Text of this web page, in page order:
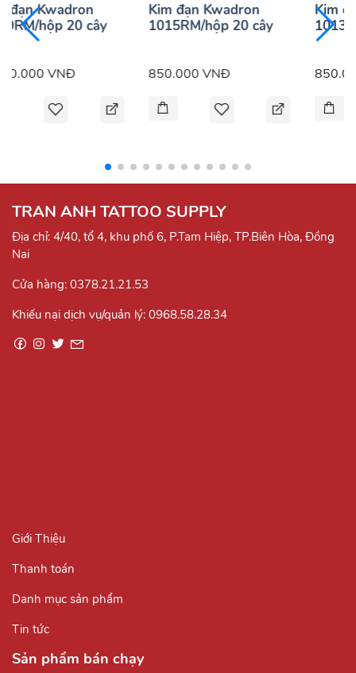
đạn Kwadron
hộp 20 cây
VNĐ
Kim đạn Kwadron
1015RM/hộp 20 cây
850.000 VNĐ
Kim
TRAN ANH TATTOO SUPPLY
Địa chỉ: 4/40, tổ 4, khu phố 6, P.Tam Hiệp, TP.Biên Hòa, Đồng
Nai
Cửa hàng: 0378.21.21.53
Khiếu nại dịch vụ/quản lý: 0968.58.28.34
Giới Thiệu
Thanh toán
Danh mục sản phẩm
Tin tức
Sản phẩm bán chạy